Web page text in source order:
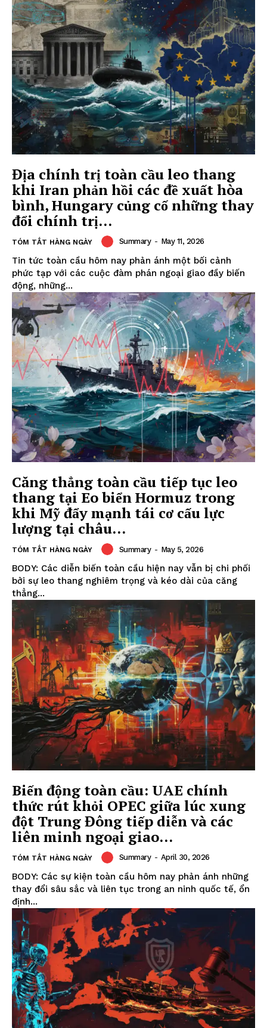
Địa chính trị toàn cầu leo thang
khi Iran phản hồi các đề xuất hòa
bình, Hungary củng cố những thay
đổi chính trị...
TÓM TẮT HÀNG NGÀY Summary - May 11, 2026
Tin tức toàn cầu hôm nay phản ánh một bối cảnh
phức tạp với các cuộc đàm phán ngoại giao đầy biến
động, những...
Căng thẳng toàn cầu tiếp tục leo
thang tại Eo biển Hormuz trong
khi Mỹ đẩy mạnh tái cơ cấu lực
lượng tại châu...
TÓM TẮT HÀNG NGÀY Summary - May 5, 2026
BODY: Các diễn biến toàn cầu hiện nay vẫn bị chi phối
bởi sự leo thang nghiêm trọng và kéo dài của căng
thẳng...
Biến động toàn cầu: UAE chính
thức rút khỏi OPEC giữa lúc xung
đột Trung Đông tiếp diễn và các
liên minh ngoại giao...
TÓM TẮT HÀNG NGÀY Summary - April 30, 2026
BODY: Các sự kiện toàn cầu hôm nay phản ánh những
thay đổi sâu sắc và liên tục trong an ninh quốc tế, ổn
định...